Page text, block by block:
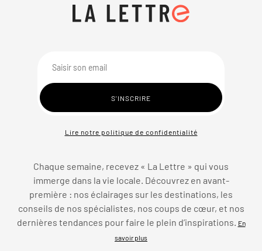
Lire notre politique de confidentialité
Chaque semaine, recevez « La Lettre » qui vous
immerge dans la vie locale. Découvrez en avant-
première : nos éclairages sur les destinations, les
conseils de nos spécialistes, nos coups de cœur, et nos
dernières tendances pour faire le plein d’inspirations. En
savoir plus